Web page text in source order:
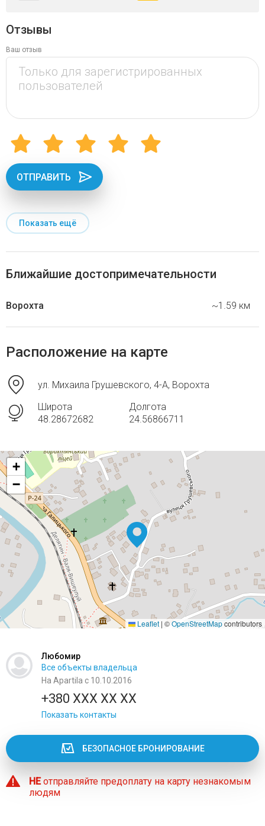
Отзывы
Ваш отзыв
ОТПРАВИТЬ
Показать ещё
Ближайшие достопримечательности
Ворохта ~1.59 км
Расположение на карте
ул. Михаила Грушевского, 4-А, Ворохта
Широта
48.28672682
Долгота
24.56866711
+
−
Leaflet | ©OpenStreetMapcontributors
Любомир
Все объекты владельца
На Apartila с 10.10.2016
+380 XXX XX XX
Показать контакты
БЕЗОПАСНОЕ БРОНИРОВАНИЕ
НЕотправляйте предоплату на карту незнакомым
людям